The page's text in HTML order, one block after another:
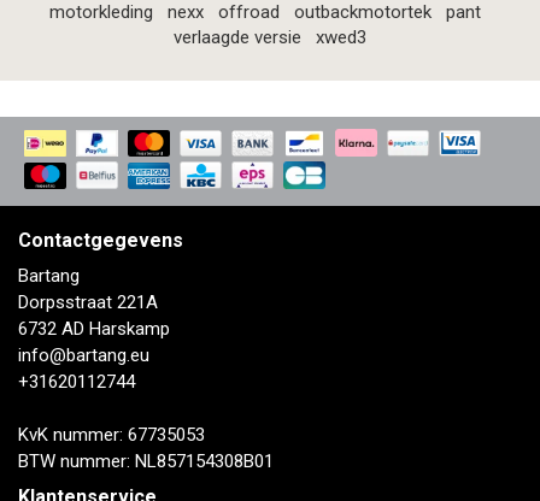
motorkleding
nexx offroad outbackmotortek
pant
verlaagde versie
xwed3
Contactgegevens
Bartang
Dorpsstraat 221A
6732 AD Harskamp
info@bartang.eu
+31620112744
KvK nummer: 67735053
BTW nummer: NL857154308B01